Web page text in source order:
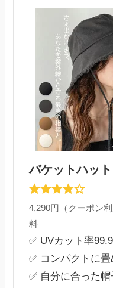
バケットハッ
4,290円（クーポン
料
✅ UVカット率
✅ コンパクトに畳
✅ 自分に合った